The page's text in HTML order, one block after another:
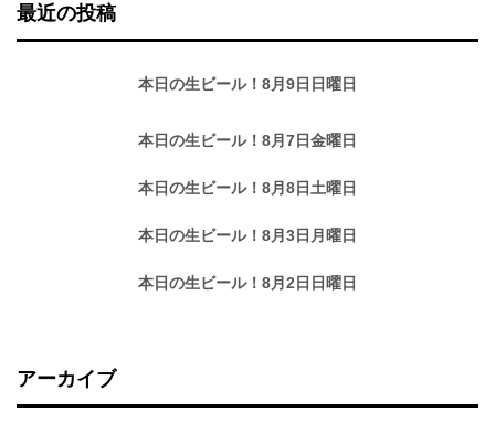
最近の投稿
本日の生ビール！8月9日日曜日
本日の生ビール！8月7日金曜日
本日の生ビール！8月8日土曜日
本日の生ビール！8月3日月曜日
本日の生ビール！8月2日日曜日
アーカイブ